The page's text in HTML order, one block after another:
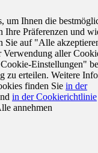
um Ihnen die
Ihre Präferenzen und
Sie auf "Alle
aller
Einstellungen"
zu erteilen. Weitere
finden Sie in der
in der Cookierichtlinie
annehmen